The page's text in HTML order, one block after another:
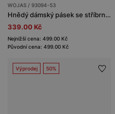
WOJAS / 93094-53
Hnědý dámský pásek se stříbrnou sponou
339.00 Kč
Nejnižší cena: 499.00 Kč
Původní cena: 499.00 Kč
Výprodej 50%